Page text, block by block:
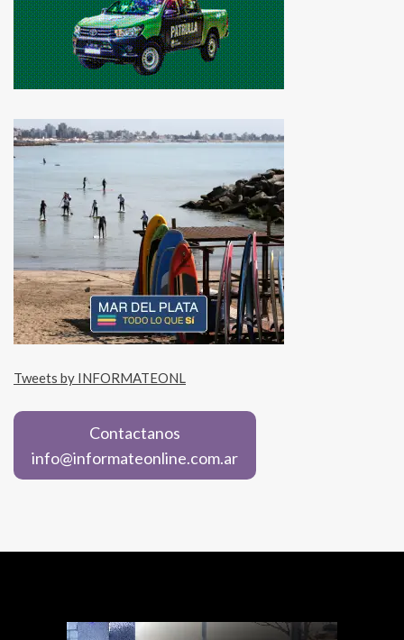
Tweets by INFORMATEONL
Contactanos
info@informateonline.com.ar